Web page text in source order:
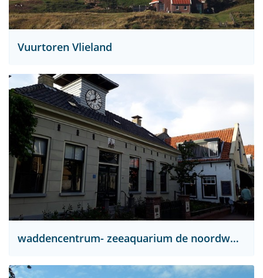
Vuurtoren Vlieland
waddencentrum- zeeaquarium de noordwester